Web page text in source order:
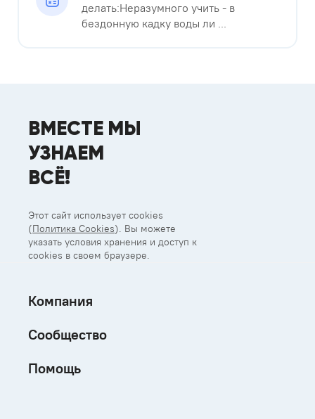
делать:Неразумного учить - в
бездонную кадку воды ли ...
ВМЕСТЕ МЫ
УЗНАЕМ
ВСЁ!
Этот сайт использует cookies
(Политика Cookies). Вы можете
указать условия хранения и доступ к
cookies в своем браузере.
Компания
Сообщество
Помощь